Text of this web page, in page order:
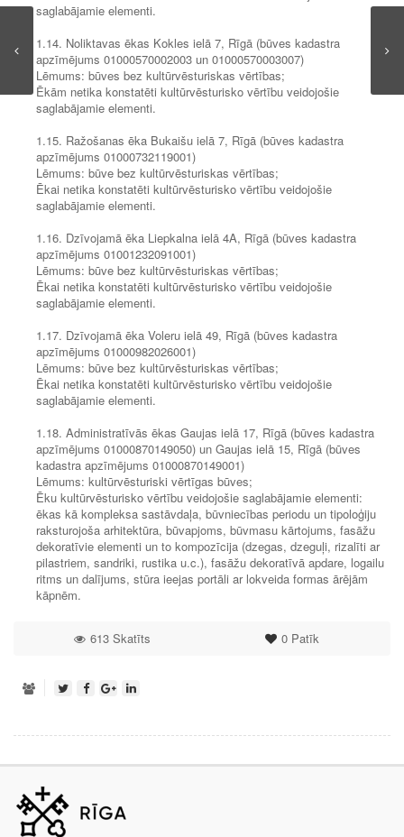
saglabājamie elementi.
1.14. Noliktavas ēkas Kokles ielā 7, Rīgā (būves kadastra
apzīmējums 01000570002003 un 01000570003007)
Lēmums: būves bez kultūrvēsturiskas vērtības;
Ēkām netika konstatēti kultūrvēsturisko vērtību veidojošie
saglabājamie elementi.
1.15. Ražošanas ēka Bukaišu ielā 7, Rīgā (būves kadastra
apzīmējums 01000732119001)
Lēmums: būve bez kultūrvēsturiskas vērtības;
Ēkai netika konstatēti kultūrvēsturisko vērtību veidojošie
saglabājamie elementi.
1.16. Dzīvojamā ēka Liepkalna ielā 4A, Rīgā (būves kadastra
apzīmējums 01001232091001)
Lēmums: būve bez kultūrvēsturiskas vērtības;
Ēkai netika konstatēti kultūrvēsturisko vērtību veidojošie
saglabājamie elementi.
1.17. Dzīvojamā ēka Voleru ielā 49, Rīgā (būves kadastra
apzīmējums 01000982026001)
Lēmums: būve bez kultūrvēsturiskas vērtības;
Ēkai netika konstatēti kultūrvēsturisko vērtību veidojošie
saglabājamie elementi.
1.18. Administratīvās ēkas Gaujas ielā 17, Rīgā (būves kadastra
apzīmējums 01000870149050) un Gaujas ielā 15, Rīgā (būves
kadastra apzīmējums 01000870149001)
Lēmums: kultūrvēsturiski vērtīgas būves;
Ēku kultūrvēsturisko vērtību veidojošie saglabājamie elementi:
ēkas kā kompleksa sastāvdaļa, būvniecības periodu un tipoloģiju
raksturojoša arhitektūra, būvapjoms, būvmasu kārtojums, fasāžu
dekoratīvie elementi un to kompozīcija (dzegas, dzeguļi, rizalīti ar
pilastriem, sandriki, rustika u.c.), fasāžu dekoratīvā apdare, logailu
ritms un dalījums, stūra ieejas portāli ar lokveida formas ārējām
kāpnēm.
0Patīk
613 Skatīts